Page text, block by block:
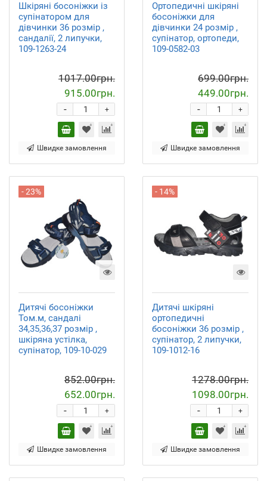
Шкіряні босоніжки із
супінатором для
дівчинки 36 розмір ,
сандалії, 2 липучки,
109-1263-24
1017.00грн.
915.00грн.
+
-
Швидке замовлення
Ортопедичні шкіряні
босоніжки для
дівчинки 24 розмір ,
супінатор, ортопеди,
109-0582-03
699.00грн.
449.00грн.
+
-
Швидке замовлення
- 23%
Дитячі босоніжки
Том.м, сандалі
34,35,36,37 розмір ,
шкіряна устілка,
супінатор, 109-10-029
852.00грн.
652.00грн.
+
-
Швидке замовлення
- 14%
Дитячі шкіряні
ортопедичні
босоніжки 36 розмір ,
супінатор, 2 липучки,
109-1012-16
1278.00грн.
1098.00грн.
+
-
Швидке замовлення